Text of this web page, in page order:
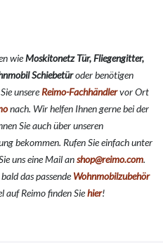
wieMoskitonetz Tür, Fliegengitter,
Schiebetüroder benötigen
unsereReimo-Fachhändlervor Ort
nach. Wir helfen Ihnen gerne bei der
Sie auch über unseren
bekommen. Rufen Sie einfach unter
uns eine Mail anshop@reimo.com.
das passendeWohnmobilzubehör
auf Reimo finden Siehier!